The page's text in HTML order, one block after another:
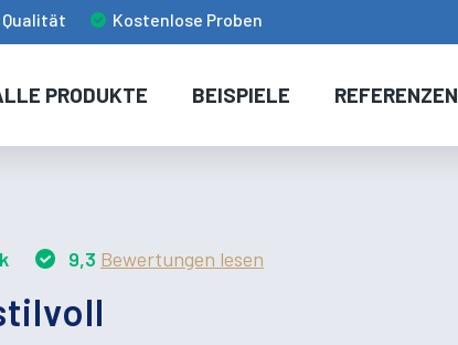
Kostenlose Proben
PRODUKTE BEISPIELE REFERENZEN
9,3 Bewertungen lesen